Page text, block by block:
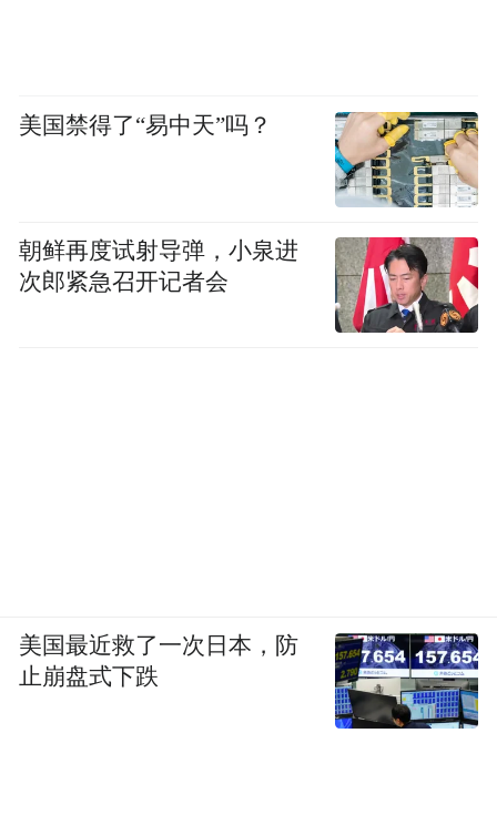
美国禁得了“易中天”吗？
朝鲜再度试射导弹，小泉进
次郎紧急召开记者会
美国最近救了一次日本，防
止崩盘式下跌